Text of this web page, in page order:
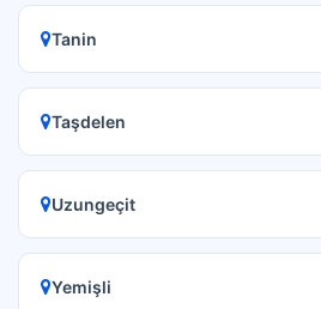
Tanin
Taşdelen
Uzungeçit
Yemişli